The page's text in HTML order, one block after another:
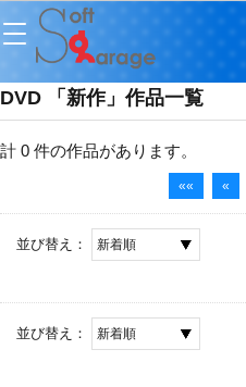
DVD 「新作」作品一覧
計 0 件の作品があります。
«« «
並び替え：
並び替え：